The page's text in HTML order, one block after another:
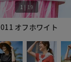
011 オフホワイト
1 | 19
1 19